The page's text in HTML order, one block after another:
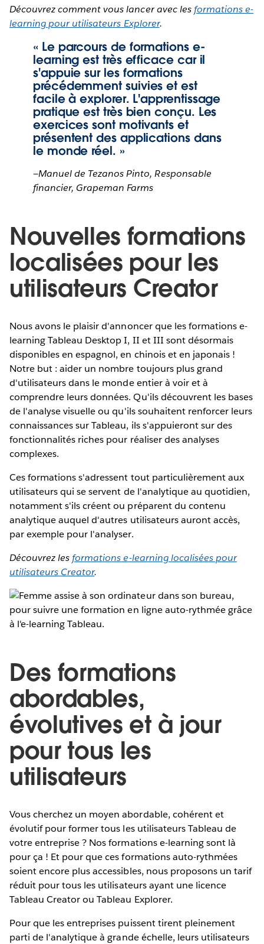
Découvrez comment vous lancer avec les formations e-
learning pour utilisateurs Explorer.
« Le parcours de formations e-
learning est très efficace car il
s'appuie sur les formations
précédemment suivies et est
facile à explorer. L'apprentissage
pratique est très bien conçu. Les
exercices sont motivants et
présentent des applications dans
le monde réel. »
—Manuel de Tezanos Pinto, Responsable
financier, Grapeman Farms
Nouvelles formations
localisées pour les
utilisateurs Creator
Nous avons le plaisir d'annoncer que les formations e-
learning Tableau Desktop I, II et III sont désormais
disponibles en espagnol, en chinois et en japonais !
Notre but : aider un nombre toujours plus grand
d'utilisateurs dans le monde entier à voir et à
comprendre leurs données. Qu'ils découvrent les bases
de l'analyse visuelle ou qu'ils souhaitent renforcer leurs
connaissances sur Tableau, ils s'appuieront sur des
fonctionnalités riches pour réaliser des analyses
complexes.
Ces formations s'adressent tout particulièrement aux
utilisateurs qui se servent de l'analytique au quotidien,
notamment s'ils créent ou préparent du contenu
analytique auquel d'autres utilisateurs auront accès,
par exemple pour l'analyser.
Découvrez les formations e-learning localisées pour
utilisateurs Creator.
Des formations
abordables,
évolutives et à jour
pour tous les
utilisateurs
Vous cherchez un moyen abordable, cohérent et
évolutif pour former tous les utilisateurs Tableau de
votre entreprise ? Nos formations e-learning sont là
pour ça ! Et pour que ces formations auto-rythmées
soient encore plus accessibles, nous proposons un tarif
réduit pour tous les utilisateurs ayant une licence
Tableau Creator ou Tableau Explorer.
Pour que les entreprises puissent tirent pleinement
parti de l'analytique à grande échelle, leurs utilisateurs